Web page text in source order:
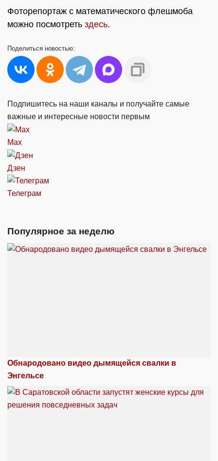
Фоторепортаж с математического флешмоба
можно посмотреть здесь.
Поделиться новостью:
Подпишитесь на наши каналы и получайте самые
важные и интересные новости первым
Max
Дзен
Телеграм
Популярное за неделю
Обнародовано видео дымящейся свалки в
Энгельсе